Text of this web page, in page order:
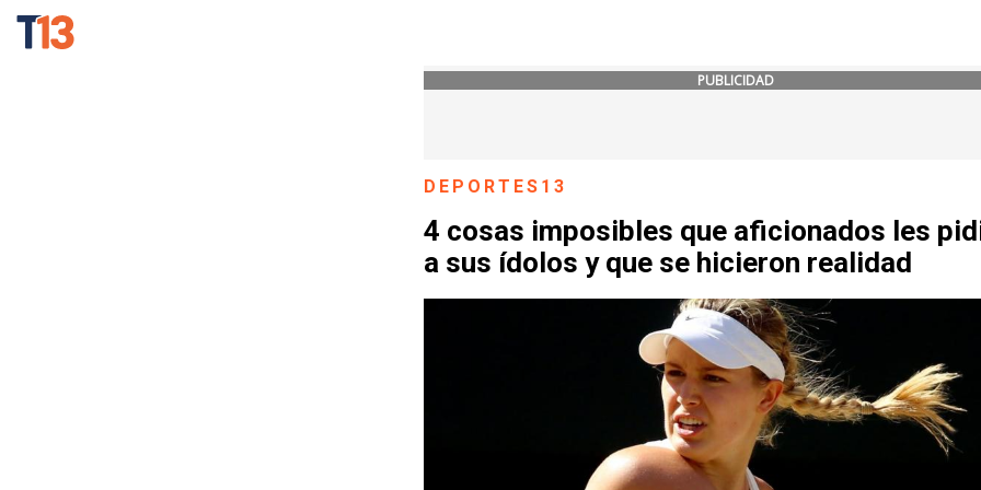
PUBLICIDAD
DEPORTES13
4 cosas imposibles que aficionados les
a sus ídolos y que se hicieron realidad